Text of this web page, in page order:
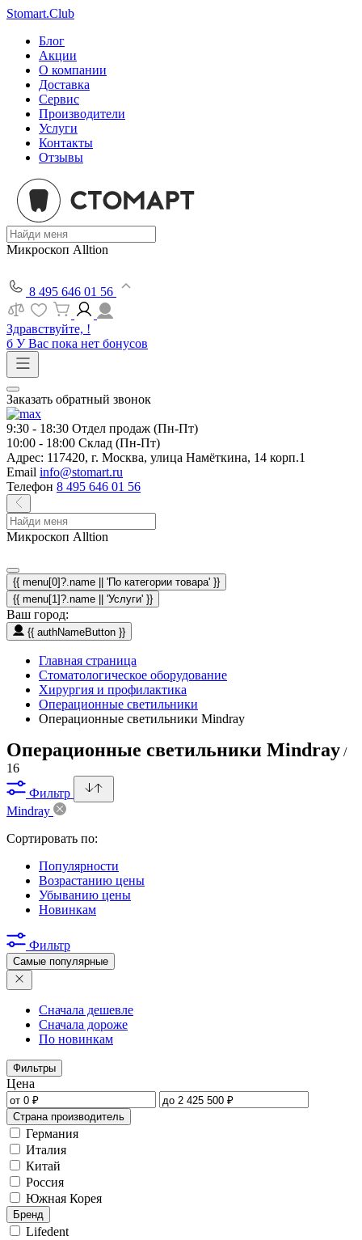
Stomart.Club
Блог
Акции
О компании
Доставка
Сервис
Производители
Услуги
Контакты
Отзывы
Микроскоп Alltion
8 495 646 01 56
Здравствуйте, !
б У Вас пока нет бонусов
Заказать обратный звонок
9:30 - 18:30 Отдел продаж (Пн-Пт)
10:00 - 18:00 Склад (Пн-Пт)
Адрес: 117420, г. Москва, улица Намёткина, 14 корп.1
Email info@stomart.ru
Телефон 8 495 646 01 56
Микроскоп Alltion
{{ menu[0]?.name || 'По категории товара' }}
{{ menu[1]?.name || 'Услуги' }}
Ваш город:
{{ authNameButton }}
Главная страница
Стоматологическое оборудование
Хирургия и профилактика
Операционные светильники
Операционные светильники Mindray
Операционные светильники Mindray /
16
Фильтр
Mindray
Сортировать по:
Популярности
Возрастанию цены
Убыванию цены
Новинкам
Фильтр
Самые популярные
Сначала дешевле
Сначала дороже
По новинкам
Фильтры
Цена
Страна производитель
Германия
Италия
Китай
Россия
Южная Корея
Бренд
Lifedent